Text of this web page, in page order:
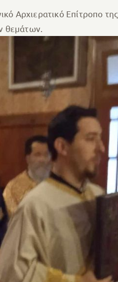
Αρχιερατικό Επίτροπο
θεμάτων.